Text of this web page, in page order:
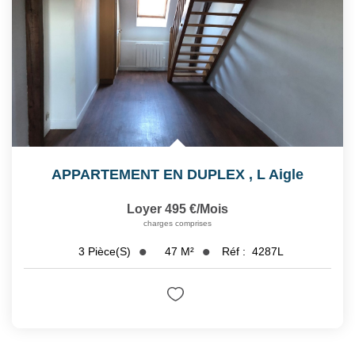
APPARTEMENT EN DUPLEX , L Aigle
Loyer 495 €/mois
charges comprises
3 Pièce(s) 47 M² Réf : 4287L